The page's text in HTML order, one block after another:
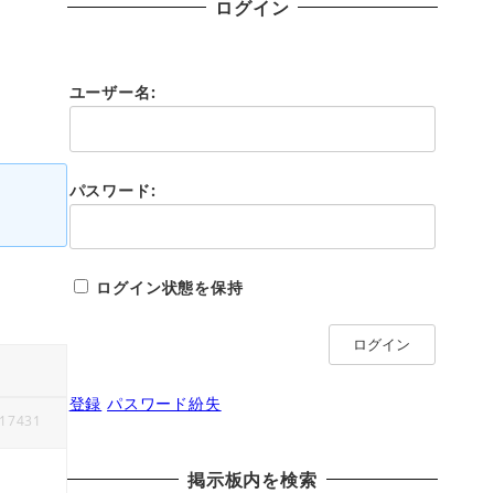
ログイン
ユーザー名:
パスワード:
ログイン状態を保持
ログイン
登録 パスワード紛失
掲示板内を検索